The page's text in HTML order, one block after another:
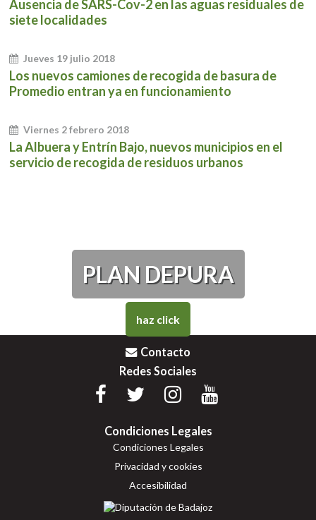
Ausencia de SARS-Cov-2 en las aguas residuales de
siete localidades
Jueves 19 julio 2018
Los nuevos camiones de recogida de basura de
Promedio entran ya en funcionamiento
Viernes 2 febrero 2018
La Albuera y Entrín Bajo, nuevos municipios en el
servicio de recogida de residuos urbanos
PLAN DEPURA
haz click
Contacto
Redes Sociales
Condiciones Legales
Condiciones Legales
Privacidad y cookies
Accesibilidad